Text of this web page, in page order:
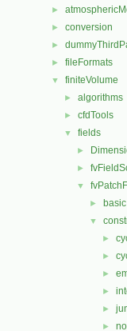
►
► conversion
►
► fileFormats
▼ finiteVolume
► algorithms
► cfdTools
▼ fields
►
►
▼
► basic
▼
►
►
►
►
►
►